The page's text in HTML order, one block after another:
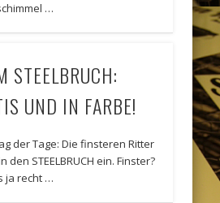
…
STEELBRUCH:
UND IN FARBE!
der Tage: Die finsteren Ritter
den STEELBRUCH ein. Finster?
ja recht …